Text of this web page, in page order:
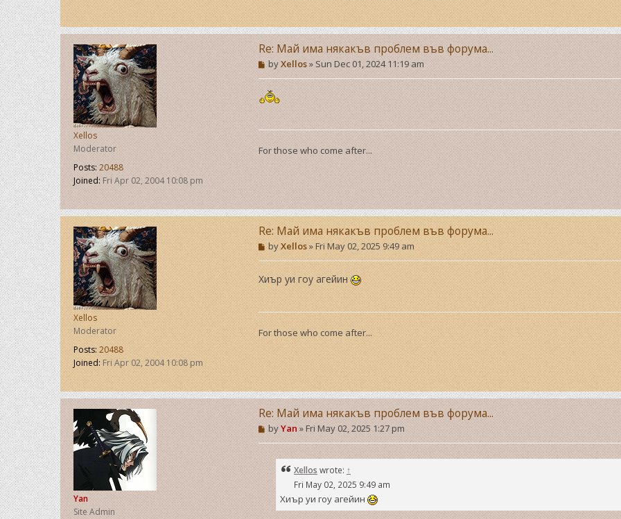
Xellos
Moderator
Posts: 20488
Joined:Fri Apr 02, 2004 10:08 pm
Re: Май има някакъв проблем във форума...
P
o
s
t
byXellos»Sun Dec 01, 2024 11:19 am
For those who come after...
Xellos
Moderator
Posts: 20488
Joined:Fri Apr 02, 2004 10:08 pm
Re: Май има някакъв проблем във форума...
P
o
s
t
byXellos»Fri May 02, 2025 9:49 am
Хиър уи гоу агейин
For those who come after...
Yan
Site Admin
Re: Май има някакъв проблем във форума...
P
o
s
t
byYan»Fri May 02, 2025 1:27 pm
Xellos wrote: ↑
Fri May 02, 2025 9:49 am
Хиър уи гоу агейин